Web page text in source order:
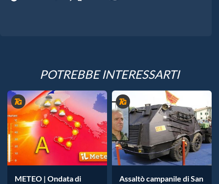
POTREBBE INTERESSARTI
METEO | Ondata di
Assaltò campanile di San